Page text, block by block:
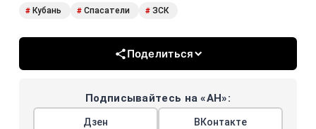
# Кубань # Спасатели # ЗСК
Поделиться
Подписывайтесь на «АН»:
Дзен ВКонтакте